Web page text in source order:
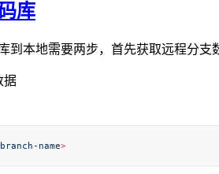
库
到本地需要两步，首先获取远程分支
据
name